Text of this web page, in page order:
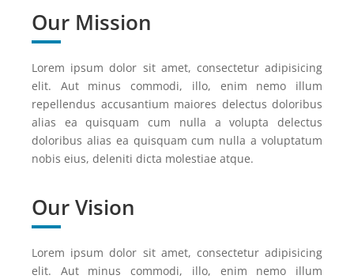
Our Mission
Lorem ipsum dolor sit amet, consectetur adipisicing
elit. Aut minus commodi, illo, enim nemo illum
repellendus accusantium maiores delectus doloribus
alias ea quisquam cum nulla a volupta delectus
doloribus alias ea quisquam cum nulla a voluptatum
nobis eius, deleniti dicta molestiae atque.
Our Vision
Lorem ipsum dolor sit amet, consectetur adipisicing
elit. Aut minus commodi, illo, enim nemo illum